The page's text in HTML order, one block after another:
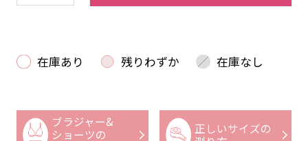
在庫あり 残りわずか 在庫なし
ブラジャー&
ショーツの
正しいサイズの